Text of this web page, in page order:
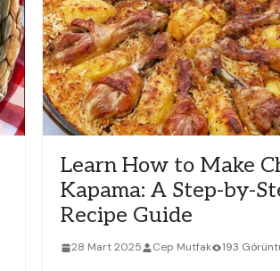
Learn How to Make
Kapama: A Step-by-
Recipe Guide
28 Mart 2025 Cep Mutfak 193